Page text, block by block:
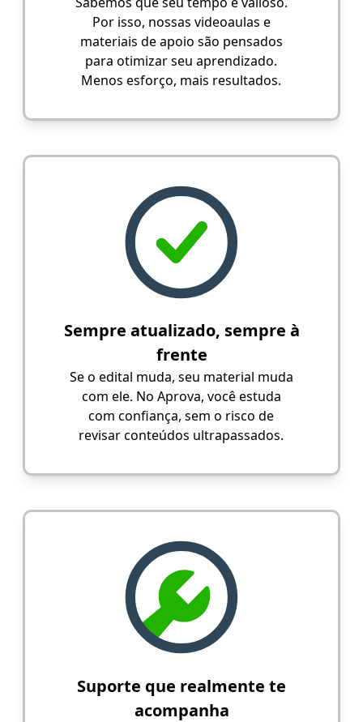
Por isso, nossas videoaulas e
materiais de apoio são pensados
para otimizar seu aprendizado.
Menos esforço, mais resultados.
Sempre atualizado, sempre à
frente
Se o edital muda, seu material muda
com ele. No Aprova, você estuda
com confiança, sem o risco de
revisar conteúdos ultrapassados.
Suporte que realmente te
acompanha